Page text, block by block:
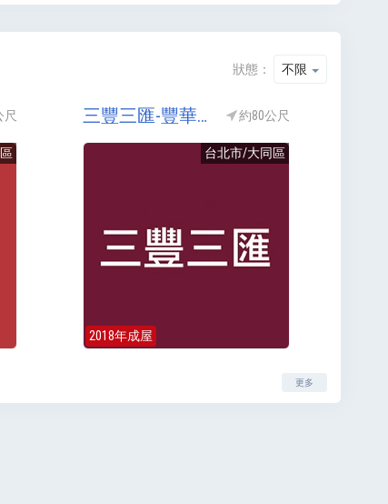
狀態： 不限
尺 三豐三匯-豐華匯(三豐豐華匯) 約80公尺
台北市/大同區
2018年成屋
更多